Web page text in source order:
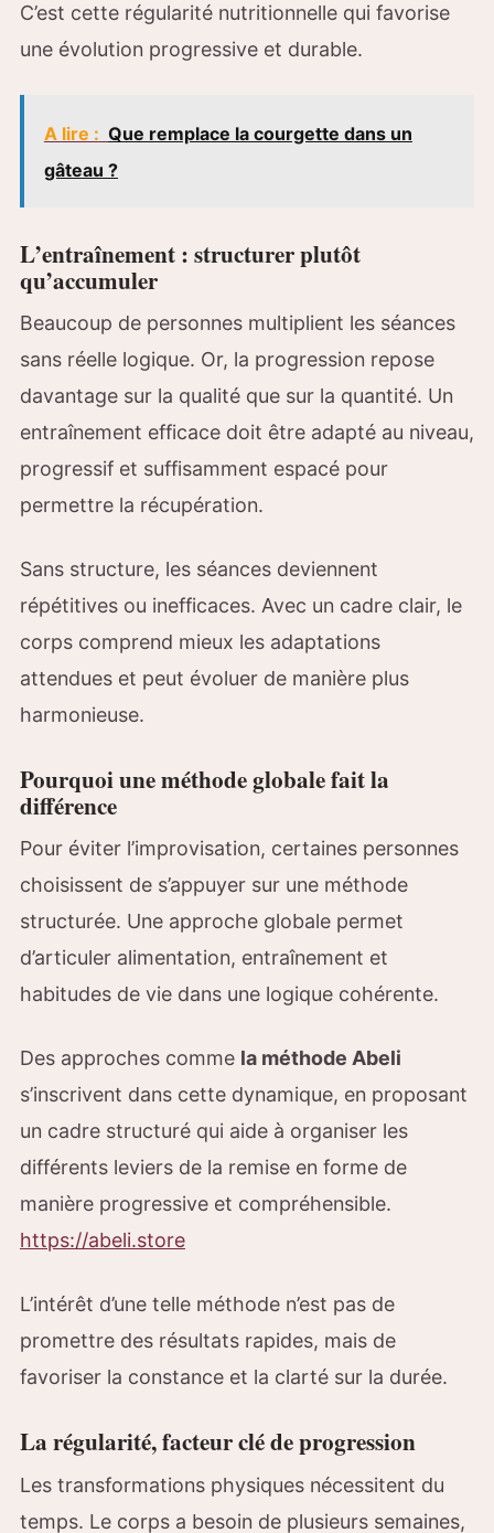
C’est cette régularité nutritionnelle qui favorise
une évolution progressive et durable.
A lire : Que remplace la courgette dans un
gâteau ?
L’entraînement : structurer plutôt
qu’accumuler
Beaucoup de personnes multiplient les séances
sans réelle logique. Or, la progression repose
davantage sur la qualité que sur la quantité. Un
entraînement efficace doit être adapté au niveau,
progressif et suffisamment espacé pour
permettre la récupération.
Sans structure, les séances deviennent
répétitives ou inefficaces. Avec un cadre clair, le
corps comprend mieux les adaptations
attendues et peut évoluer de manière plus
harmonieuse.
Pourquoi une méthode globale fait la
différence
Pour éviter l’improvisation, certaines personnes
choisissent de s’appuyer sur une méthode
structurée. Une approche globale permet
d’articuler alimentation, entraînement et
habitudes de vie dans une logique cohérente.
Des approches comme la méthode Abeli
s’inscrivent dans cette dynamique, en proposant
un cadre structuré qui aide à organiser les
différents leviers de la remise en forme de
manière progressive et compréhensible.
https://abeli.store
L’intérêt d’une telle méthode n’est pas de
promettre des résultats rapides, mais de
favoriser la constance et la clarté sur la durée.
La régularité, facteur clé de progression
Les transformations physiques nécessitent du
temps. Le corps a besoin de plusieurs semaines,